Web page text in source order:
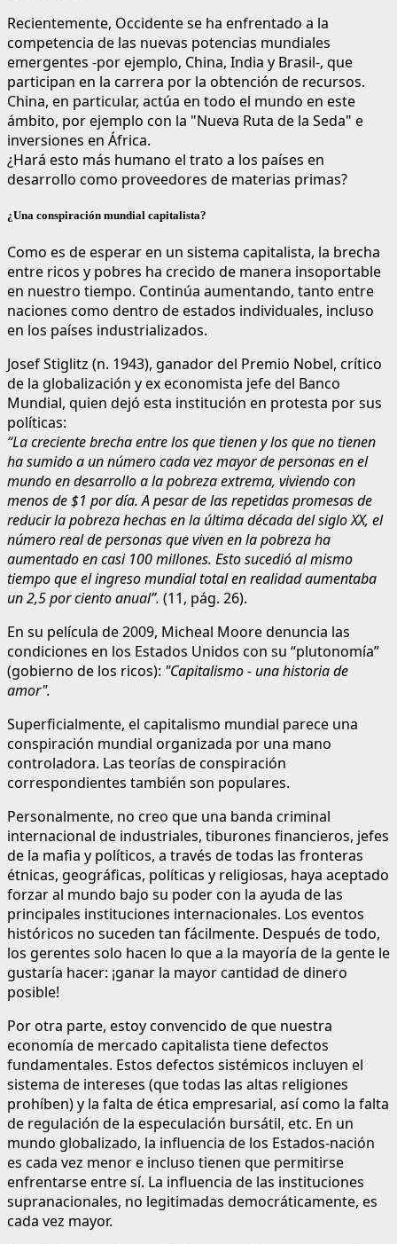
Recientemente, Occidente se ha enfrentado a la
competencia de las nuevas potencias mundiales
emergentes -por ejemplo, China, India y Brasil-, que
participan en la carrera por la obtención de recursos.
China, en particular, actúa en todo el mundo en este
ámbito, por ejemplo con la "Nueva Ruta de la Seda" e
inversiones en África.
¿Hará esto más humano el trato a los países en
desarrollo como proveedores de materias primas?
¿Una conspiración mundial capitalista?
Como es de esperar en un sistema capitalista, la brecha
entre ricos y pobres ha crecido de manera insoportable
en nuestro tiempo. Continúa aumentando, tanto entre
naciones como dentro de estados individuales, incluso
en los países industrializados.
Josef Stiglitz (n. 1943), ganador del Premio Nobel, crítico
de la globalización y ex economista jefe del Banco
Mundial, quien dejó esta institución en protesta por sus
políticas:
“La creciente brecha entre los que tienen y los que no tienen
ha sumido a un número cada vez mayor de personas en el
mundo en desarrollo a la pobreza extrema, viviendo con
menos de $1 por día. A pesar de las repetidas promesas de
reducir la pobreza hechas en la última década del siglo XX, el
número real de personas que viven en la pobreza ha
aumentado en casi 100 millones. Esto sucedió al mismo
tiempo que el ingreso mundial total en realidad aumentaba
un 2,5 por ciento anual”. (11, pág. 26).
En su película de 2009, Micheal Moore denuncia las
condiciones en los Estados Unidos con su “plutonomía”
(gobierno de los ricos): "Capitalismo - una historia de
amor".
Superficialmente, el capitalismo mundial parece una
conspiración mundial organizada por una mano
controladora. Las teorías de conspiración
correspondientes también son populares.
Personalmente, no creo que una banda criminal
internacional de industriales, tiburones financieros, jefes
de la mafia y políticos, a través de todas las fronteras
étnicas, geográficas, políticas y religiosas, haya aceptado
forzar al mundo bajo su poder con la ayuda de las
principales instituciones internacionales. Los eventos
históricos no suceden tan fácilmente. Después de todo,
los gerentes solo hacen lo que a la mayoría de la gente le
gustaría hacer: ¡ganar la mayor cantidad de dinero
posible!
Por otra parte, estoy convencido de que nuestra
economía de mercado capitalista tiene defectos
fundamentales. Estos defectos sistémicos incluyen el
sistema de intereses (que todas las altas religiones
prohíben) y la falta de ética empresarial, así como la falta
de regulación de la especulación bursátil, etc. En un
mundo globalizado, la influencia de los Estados-nación
es cada vez menor e incluso tienen que permitirse
enfrentarse entre sí. La influencia de las instituciones
supranacionales, no legitimadas democráticamente, es
cada vez mayor.